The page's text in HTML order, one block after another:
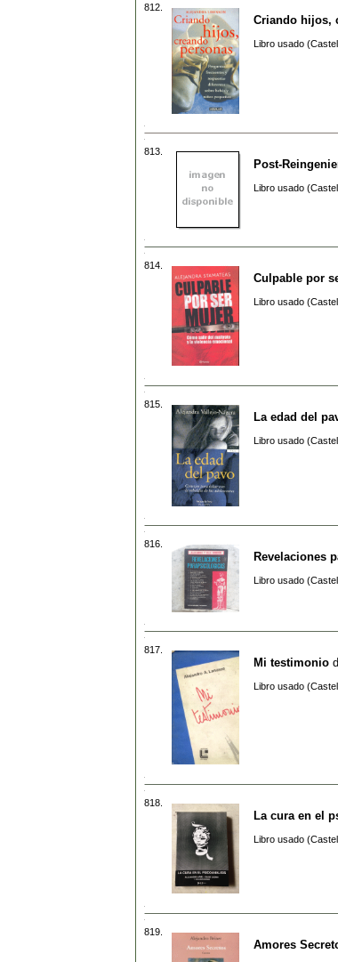
812.
Criando hijos,
Libro usado
813.
Post-
Libro usado
814.
Culpable por
Libro usado
815.
La edad del
Libro usado
816.
Revelaciones
Libro usado
817.
Mi testimonio
Libro usado
818.
La cura en el
Libro usado
819.
Amores